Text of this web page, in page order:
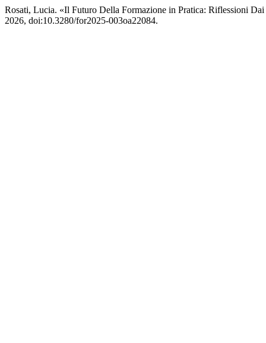
Rosati, Lucia. «Il Futuro Della Formazione in Pratica: Riflessioni
2026, doi:10.3280/for2025-003oa22084.